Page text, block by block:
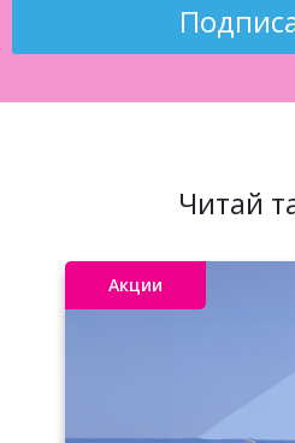
Читай
Акции